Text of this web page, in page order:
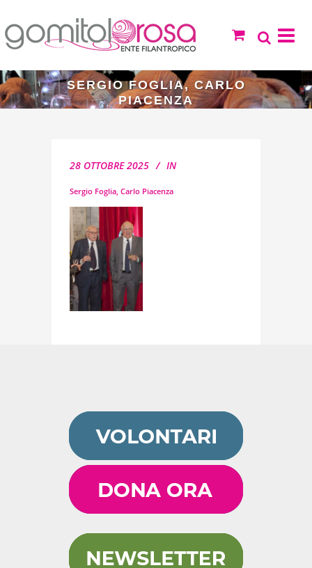
SERGIO FOGLIA, CARLO
PIACENZA
28 OTTOBRE 2025 IN
Sergio Foglia, Carlo Piacenza